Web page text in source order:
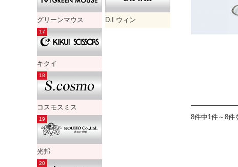
8件中1件～8件
グリーンマウス
キクイ
コスモスミス
光邦
D.I ウィン